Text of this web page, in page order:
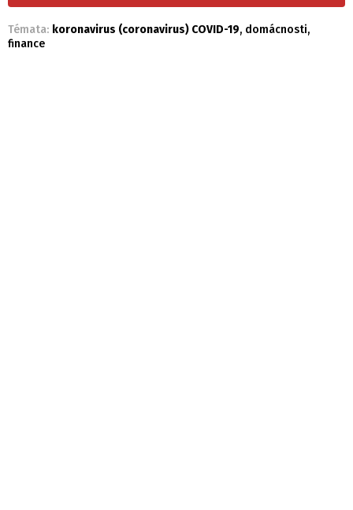
Témata: koronavirus (coronavirus) COVID-19, domácnosti,
finance